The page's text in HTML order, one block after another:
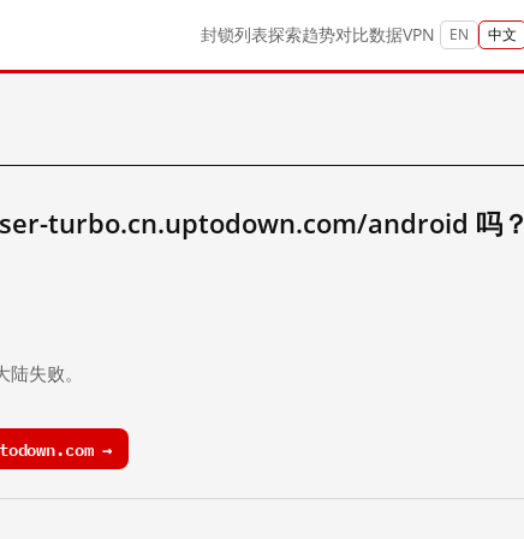
封锁列表探索趋势对比数据VPN EN 中文
turbo.cn.uptodown.com/android 吗？
失败。
→